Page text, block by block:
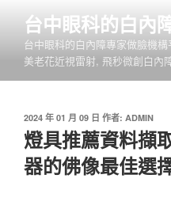
內
台中眼科的白內
台中眼科的白內障專家做臉機
美老花近視雷射, 飛秒微創白內
發
佈
於
2024 年 01 月 09 日 作者: ADMIN
燈具推薦資料擷
器的佛像最佳選